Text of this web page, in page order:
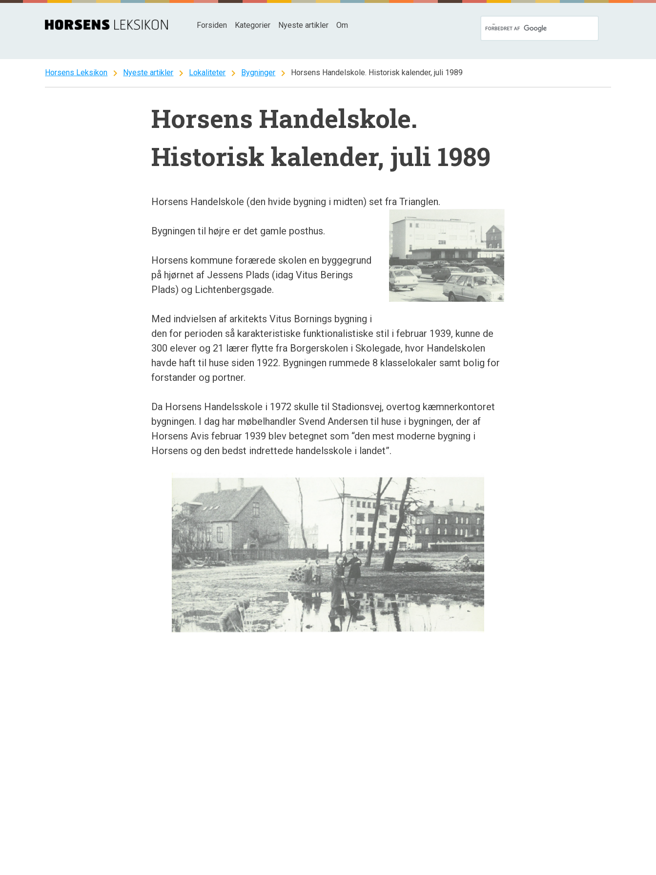
Spring
Forsiden Kategorier Nyeste artikler Om
Horsens Leksikon chevron_right Nyeste artikler chevron_right Lokaliteter chevron_right Bygninger chevron_right Horsens Handelskole. Historisk kalender, juli 1989
Horsens Handelskole.
Historisk kalender, juli 1989
Horsens Handelskole (den hvide bygning i midten) set fra Trianglen.
Bygningen til højre er det gamle posthus.
Horsens kommune forærede skolen en byggegrund
på hjørnet af Jessens Plads (idag Vitus Berings
Plads) og Lichtenbergsgade.
Med indvielsen af arkitekts Vitus Bornings bygning i
den for perioden så karakteristiske funktionalistiske stil i februar 1939, kunne de
300 elever og 21 lærer flytte fra Borgerskolen i Skolegade, hvor Handelskolen
havde haft til huse siden 1922. Bygningen rummede 8 klasselokaler samt bolig for
forstander og portner.
Da Horsens Handelsskole i 1972 skulle til Stadionsvej, overtog kæmnerkontoret
bygningen. I dag har møbelhandler Svend Andersen til huse i bygningen, der af
Horsens Avis februar 1939 blev betegnet som “den mest moderne bygning i
Horsens og den bedst indrettede handelsskole i landet”.